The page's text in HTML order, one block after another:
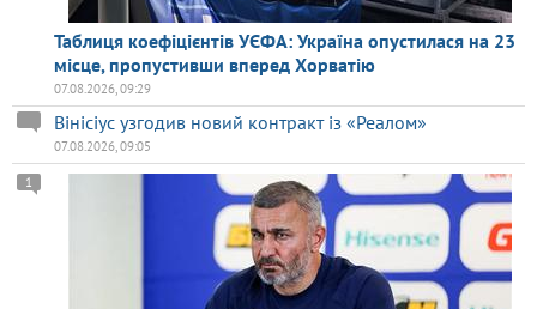
Таблиця коефіцієнтів УЄФА: Україна опустилася на 23
місце, пропустивши вперед Хорватію
07.08.2026, 09:29
Вінісіус узгодив новий контракт із «Реалом»
07.08.2026, 09:05
1